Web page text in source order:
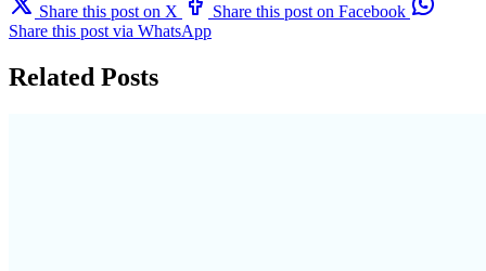
Share this post on X
Share this post on Facebook
Share this post via WhatsApp
Related Posts